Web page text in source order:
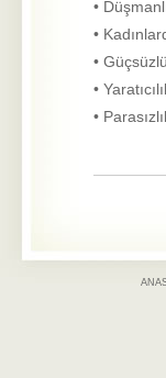
•
•
•
•
•